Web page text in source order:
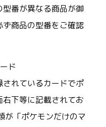
型番が異なる商品が御
ず商品の型番をご確認
ド
されているカードでポ
下等に記載されてお
が「ポケモンだけのマ